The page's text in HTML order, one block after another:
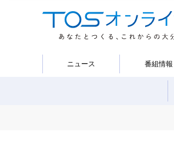
ニュース 番組情報